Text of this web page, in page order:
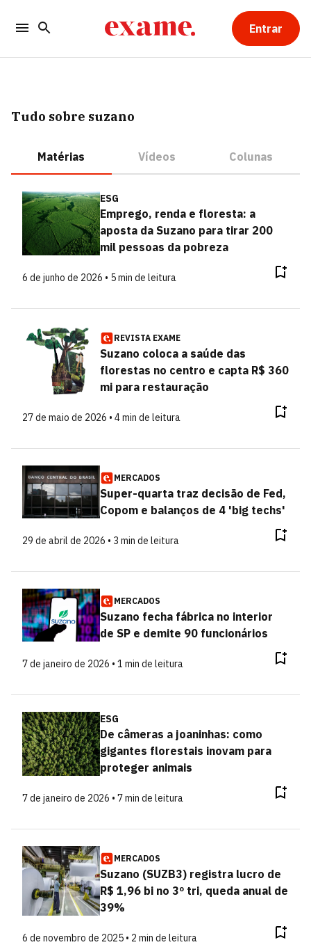
Entrar
Tudo sobre suzano
Matérias Vídeos Colunas
ESG
Emprego, renda e floresta: a
aposta da Suzano para tirar 200
mil pessoas da pobreza
6 de junho de 2026 • 5 min de leitura
REVISTA EXAME
Suzano coloca a saúde das
florestas no centro e capta R$ 360
mi para restauração
27 de maio de 2026 • 4 min de leitura
MERCADOS
Super-quarta traz decisão de Fed,
Copom e balanços de 4 'big techs'
29 de abril de 2026 • 3 min de leitura
MERCADOS
Suzano fecha fábrica no interior
de SP e demite 90 funcionários
7 de janeiro de 2026 • 1 min de leitura
ESG
De câmeras a joaninhas: como
gigantes florestais inovam para
proteger animais
7 de janeiro de 2026 • 7 min de leitura
MERCADOS
Suzano (SUZB3) registra lucro de
R$ 1,96 bi no 3º tri, queda anual de
39%
6 de novembro de 2025 • 2 min de leitura